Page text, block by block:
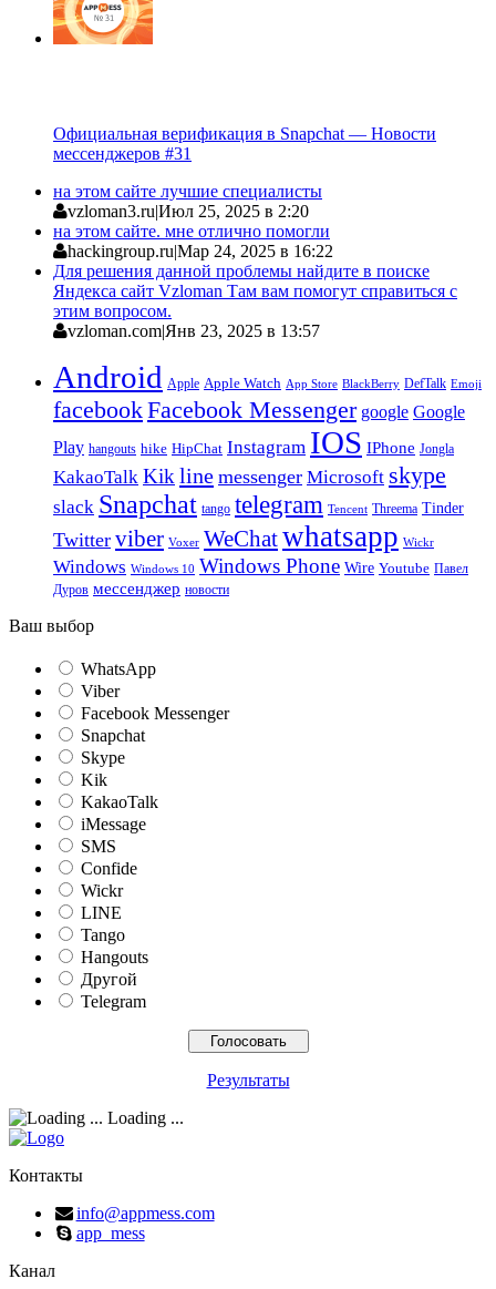
Официальная верификация в Snapchat — Новости
мессенджеров #31
на этом сайте лучшие специалисты
vzloman3.ru|Июл 25, 2025 в 2:20
на этом сайте. мне отлично помогли
hackingroup.ru|Мар 24, 2025 в 16:22
Для решения данной проблемы найдите в поиске
Яндекса сайт Vzloman Там вам помогут справиться с
этим вопросом.
vzloman.com|Янв 23, 2025 в 13:57
Android Apple Apple Watch App Store BlackBerry DefTalk Emoji
facebookFacebook Messenger google Google
Play hangouts hike HipChat Instagram IOS IPhone Jongla
KakaoTalk Kikline messenger Microsoft skype
slack Snapchat tango telegram Tencent Threema Tinder
Twitter viber Voxer WeChatwhatsapp Wickr
Windows Windows 10 Windows Phone Wire Youtube Павел
Дуров мессенджер новости
Ваш выбор
WhatsApp
Viber
Facebook Messenger
Snapchat
Skype
Kik
KakaoTalk
iMessage
SMS
Confide
Wickr
LINE
Tango
Hangouts
Другой
Telegram
Результаты
Loading ...
Контакты
info@appmess.com
app_mess
Канал